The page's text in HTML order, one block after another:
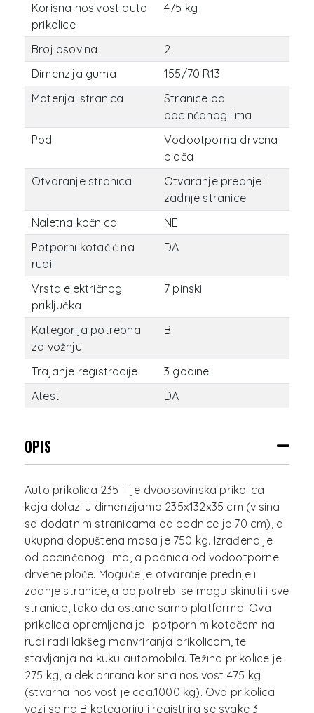
Korisna nosivost auto
prikolice
475 kg
Broj osovina
2
Dimenzija guma
155/70 R13
Materijal stranica
Stranice od
pocinčanog lima
Pod
Vodootporna drvena
ploča
Otvaranje stranica
Otvaranje prednje i
zadnje stranice
Naletna kočnica
NE
Potporni kotačić na
rudi
DA
Vrsta električnog
priključka
7 pinski
Kategorija potrebna
za vožnju
B
Trajanje registracije
3 godine
Atest
DA
OPIS
Auto prikolica 235 T je dvoosovinska prikolica
koja dolazi u dimenzijama 235x132x35 cm (visina
sa dodatnim stranicama od podnice je 70 cm), a
ukupna dopuštena masa je 750 kg. Izrađena je
od pocinčanog lima, a podnica od vodootporne
drvene ploče. Moguće je otvaranje prednje i
zadnje stranice, a po potrebi se mogu skinuti i sve
stranice, tako da ostane samo platforma. Ova
prikolica opremljena je i potpornim kotačem na
rudi radi lakšeg manvriranja prikolicom, te
stavljanja na kuku automobila. Težina prikolice je
275 kg, a deklarirana korisna nosivost 475 kg
(stvarna nosivost je cca.1000 kg). Ova prikolica
vozi se na B kategoriju i registrira se svake 3